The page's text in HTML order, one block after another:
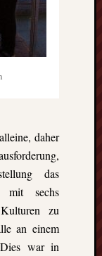
daher
das
mit sechs
zu
an einem
war in